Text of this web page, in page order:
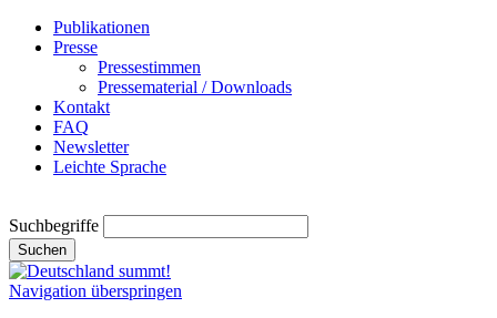
Publikationen
Presse
Pressestimmen
Pressematerial / Downloads
Kontakt
FAQ
Newsletter
Leichte Sprache
Suchbegriffe
Suchen
Navigation überspringen